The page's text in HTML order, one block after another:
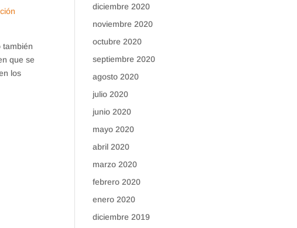
también
que se
los
diciembre 2020
noviembre 2020
octubre 2020
septiembre 2020
agosto 2020
julio 2020
junio 2020
mayo 2020
abril 2020
marzo 2020
febrero 2020
enero 2020
diciembre 2019